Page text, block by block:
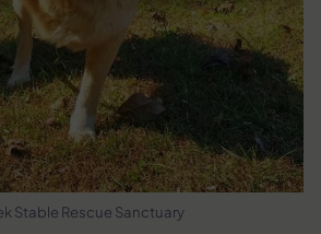
Stable Rescue Sanctuary